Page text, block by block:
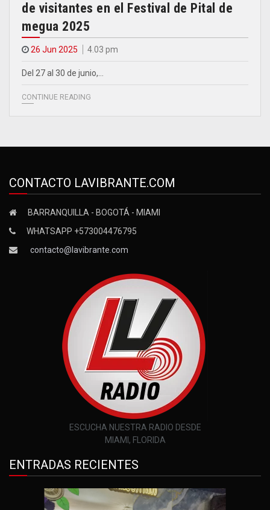
de visitantes en el Festival de Pital de
megua 2025
26 Jun 2025 4.03 pm
Del 27 al 30 de junio,…
CONTINUE READING
CONTACTO LAVIBRANTE.COM
BARRANQUILLA - BOGOTÁ - MIAMI
WHATSAPP +573004476795
contacto@lavibrante.com
ESCUCHA NUESTRA RADIO DESDE
MIAMI, FLORIDA
ENTRADAS RECIENTES